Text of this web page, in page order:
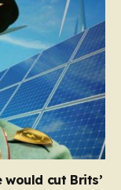
would cut Brits’